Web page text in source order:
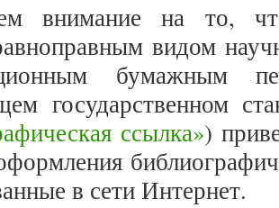
внимание на то,
видом
бумажным
государственном
ссылка»)
в сети Интернет.